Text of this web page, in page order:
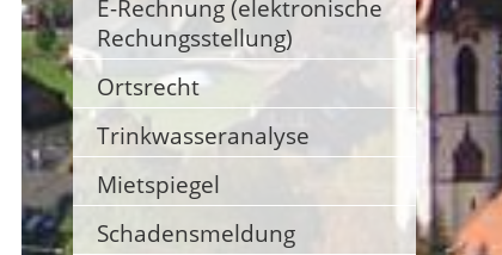
E-Rechnung (elektronische
Rechungsstellung)
Ortsrecht
Trinkwasseranalyse
Mietspiegel
Schadensmeldung